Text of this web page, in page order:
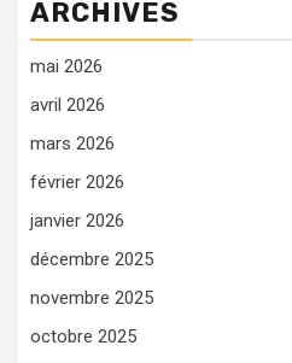
ARCHIVES
mai 2026
avril 2026
mars 2026
février 2026
janvier 2026
décembre 2025
novembre 2025
octobre 2025